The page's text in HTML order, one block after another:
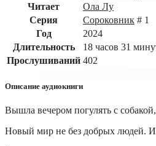
Читает
Ола Лу
Серия
Сороковник # 1
Год
2024
Длительность
18 часов 31
Прослушиваний 402
Описание аудиокниги
Вышла вечером погулять с
Новый мир не без добрых людей. И